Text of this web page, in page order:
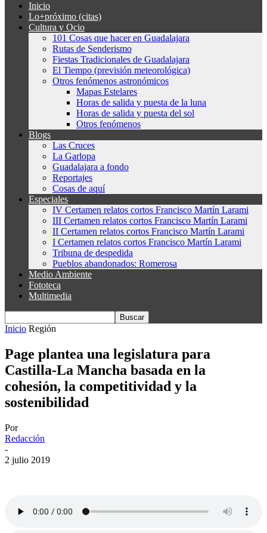
Inicio
Lo+próximo (citas)
Cultura y Ocio
101 Cosas que hacer en Guadalajara
Rutas de Senderismo
Fiestas Tradicionales de Guadalajara
El Tiempo (previsión meteorológica)
Otros fenómenos astronómicos
Mapas Estelares
Horas de salida y puesta de la luna
Horas de salida y puesta del sol
Otros fenómenos
Blogs
Las Cruces
La Garlopa
Guadalajara a fondo
Reportajes
Cosas de aquí
Especiales
IV Certamen relatos cortos Francisco Martín Larami
III Certamen relatos cortos Francisco Martín Larami
II Certamen relatos cortos Francisco Martín Larami
I Certamen relatos cortos Francisco Martín Larami
Tribuna de despedida
Pueblos abandonados: Romerosa
Medio Ambiente
Fototeca
Multimedia
Inicio Región
Page plantea una legislatura para
Castilla-La Mancha basada en la
cohesión, la competitividad y la
sostenibilidad
Por
Redacción
-
2 julio 2019